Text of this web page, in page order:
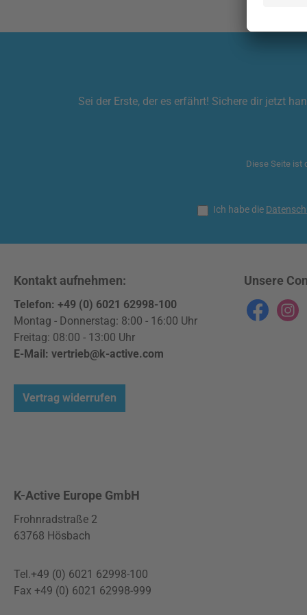
schmiegt sich mit der gewölbten Oberfläche noch
Armablage finden darin Platz, sodass das Zubehör
gepolsterte Transporttasche mit individuell
Lieferumfang enthaltenen hochwertigen Extras
Schnäppchen! Die großen Vorteile: Professioneller
Verhältnis umfangreiches Zubehör für optimale
Zubehörteil bereits im Lieferumfang enthalten!Die
Kopfstütze ERGOfit von Clap Tzu® lässt sich
stufenlos nach rechts und links schwenken und in
der Höhe nach oben und unten verstellen. Damit
des Kopfes.Die gebogene Auflagefläche garantiert
als Zubehörteil bereits im Lieferumfang
enthalten!Eines der wichtigsten Dinge während einer
Behandlung: Der Patient muss sich wohl fühlen! Der
anschmiegsame Polsterkragen trägt dazu bei, denn
Obermaterial ist griffig und hautfreundlich und
garantiert eine weiche Lagerung des Kopfes sowohl
Sei der Erste, der es erfährt! Sichere dir jetzt
Diese Seite ist
Ich habe die
Kontakt aufnehmen:
Telefon: +49 (0) 6021 62998-100
Montag - Donnerstag: 8:00 - 16:00 Uhr
Freitag: 08:00 - 13:00 Uhr
E-Mail: vertrieb@k-active.com
Vertrag widerrufen
Unsere
Facebook
K-Active Europe GmbH
Frohnradstraße 2
63768 Hösbach
Tel.+49 (0) 6021 62998-100
Fax +49 (0) 6021 62998-999